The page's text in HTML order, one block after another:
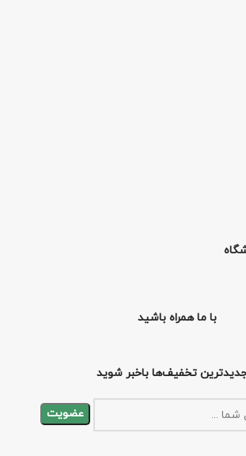
با ما همراه باشید
تخفیف‌ها باخبر شوید